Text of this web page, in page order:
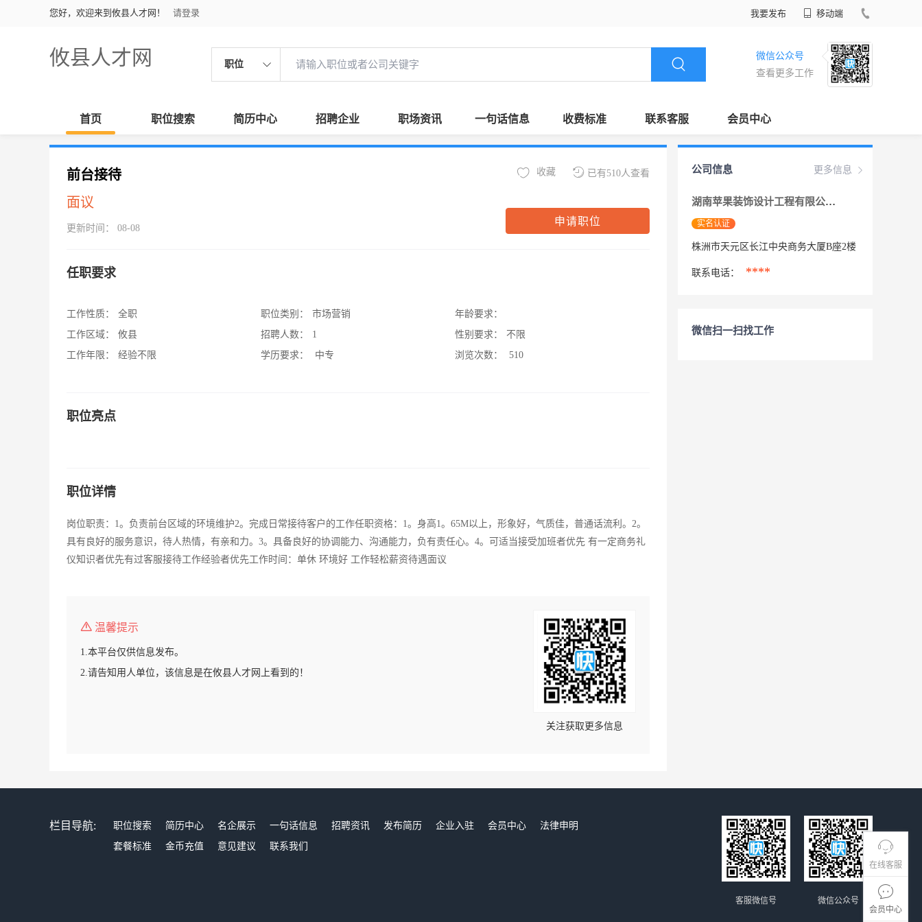
您好，欢迎来到攸县人才网！ 请登录 我要发布 移动端
攸县人才网 职位
微信公众号
查看更多工作
首页 职位搜索 简历中心 招聘企业 职场资讯 一句话信息 收费标准 联系客服 会员中心
在线客服
会员中心
前台接待
面议
更新时间： 08-08
已有510人查看
收藏
申请职位
任职要求
工作性质：
全职
工作区域：
攸县
工作年限：
经验不限
职位类别：
市场营销
招聘人数：
1
学历要求：
中专
年龄要求：
性别要求：
不限
浏览次数：
510
职位亮点
职位详情
岗位职责：1。负责前台区域的环境维护2。完成日常接待客户的工作任职资格：1。身高1。65M以上，形象好，气质佳，普通话流利。2。
具有良好的服务意识，待人热情，有亲和力。3。具备良好的协调能力、沟通能力，负有责任心。4。可适当接受加班者优先 有一定商务礼
仪知识者优先有过客服接待工作经验者优先工作时间：单休 环境好 工作轻松薪资待遇面议
温馨提示
1.本平台仅供信息发布。
2.请告知用人单位，该信息是在攸县人才网上看到的！
关注获取更多信息
更多信息
公司信息
湖南苹果装饰设计工程有限公司株洲分公司
实名认证
株洲市天元区长江中央商务大厦B座2楼
联系电话： ****
微信扫一扫找工作
栏目导航: 职位搜索 简历中心 名企展示 一句话信息 招聘资讯 发布简历 企业入驻 会员中心
法律申明
套餐标准
金币充值 意见建议 联系我们
微信公众号
客服微信号